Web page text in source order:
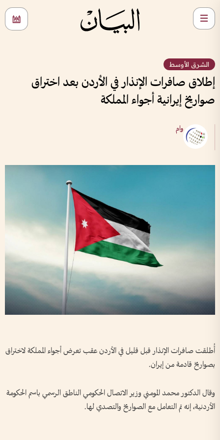
الشرق الأوسط
إطلاق صافرات الإنذار في الأردن بعد اختراق
صواريخ إيرانية أجواء المملكة
وام
أُطلقت صافرات الإنذار قبل قليل في الأردن عقب تعرض أجواء المملكة لاختراق
بصواريخ قادمة من إيران.
وقال الدكتور محمد المومني وزير الاتصال الحكومي الناطق الرسمي باسم الحكومة
الأردنية، إنه تم التعامل مع الصواريخ والتصدي لها.